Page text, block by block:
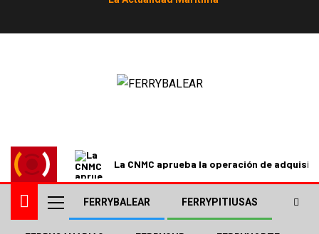
La CNMC aprueba la operación de
FERRYBALEAR FERRYPITIUSAS